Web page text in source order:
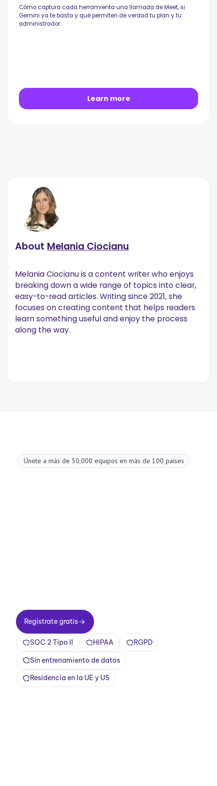
Cómo captura cada herramienta una llamada de Meet, si
Gemini ya te basta y qué permiten de verdad tu plan y tu
administrador.
Learn more
About Melania Ciocianu
Melania Ciocianu is a content writer who enjoys
breaking down a wide range of topics into clear,
easy-to-read articles. Writing since 2021, she
focuses on creating content that helps readers
learn something useful and enjoy the process
along the way.
Únete a más de 50,000 equipos en más de 100 países
Regístrate gratis
Regístrate gratis
SOC 2 Tipo II HIPAA RGPD
Sin entrenamiento de datos
Residencia en la UE y US